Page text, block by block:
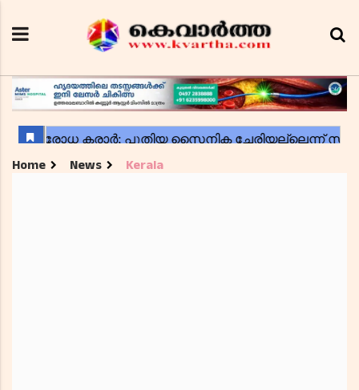
Home News Kerala